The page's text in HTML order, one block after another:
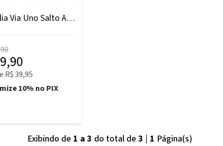
Sandália Via Uno Salto Alto Verniz Nude
R$ 39,95
10% no PIX
Exibindo de 1 a 3 do total de 3 1 Página(s)